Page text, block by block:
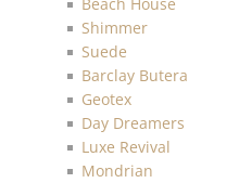
Shimmer
Suede
Barclay Butera
Geotex
Day Dreamers
Luxe Revival
Mondrian